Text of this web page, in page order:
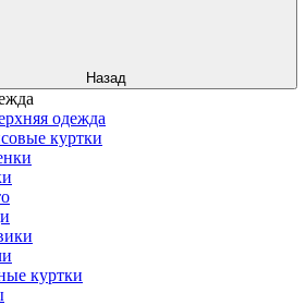
Назад
одежда
куртки
куртки